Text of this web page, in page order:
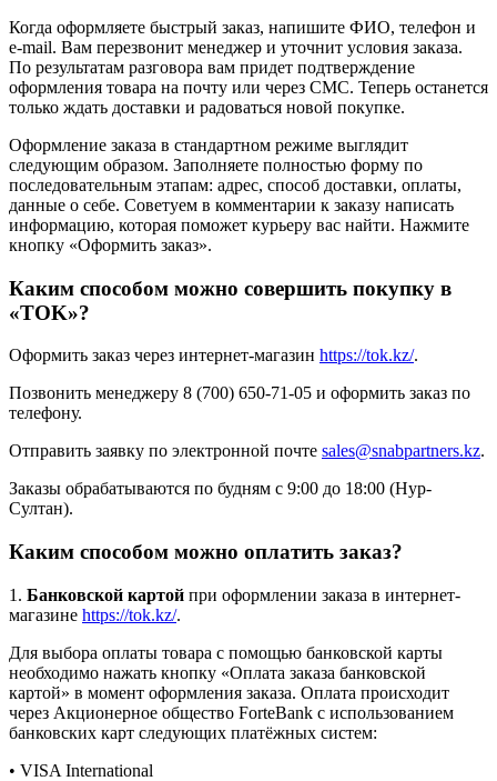
Когда оформляете быстрый заказ, напишите ФИО, телефон и
e-mail. Вам перезвонит менеджер и уточнит условия заказа.
По результатам разговора вам придет подтверждение
оформления товара на почту или через СМС. Теперь останется
только ждать доставки и радоваться новой покупке.
Оформление заказа в стандартном режиме выглядит
следующим образом. Заполняете полностью форму по
последовательным этапам: адрес, способ доставки, оплаты,
данные о себе. Советуем в комментарии к заказу написать
информацию, которая поможет курьеру вас найти. Нажмите
кнопку «Оформить заказ».
Каким способом можно совершить покупку в
«TOK»?
Оформить заказ через интернет-магазин https://tok.kz/.
Позвонить менеджеру 8 (700) 650-71-05 и оформить заказ по
телефону.
Отправить заявку по электронной почте sales@snabpartners.kz.
Заказы обрабатываются по будням с 9:00 до 18:00 (Нур-
Султан).
Каким способом можно оплатить заказ?
1. Банковской картой при оформлении заказа в интернет-
магазине https://tok.kz/.
Для выбора оплаты товара с помощью банковской карты
необходимо нажать кнопку «Оплата заказа банковской
картой» в момент оформления заказа. Оплата происходит
через Акционерное общество ForteBank с использованием
банковских карт следующих платёжных систем:
• VISA International